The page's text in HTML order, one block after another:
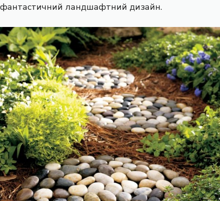
фантастичний ландшафтний дизайн.